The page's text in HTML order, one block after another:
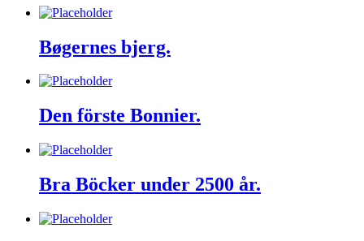
Bøgernes bjerg.
Den förste Bonnier.
Bra Böcker under 2500 år.